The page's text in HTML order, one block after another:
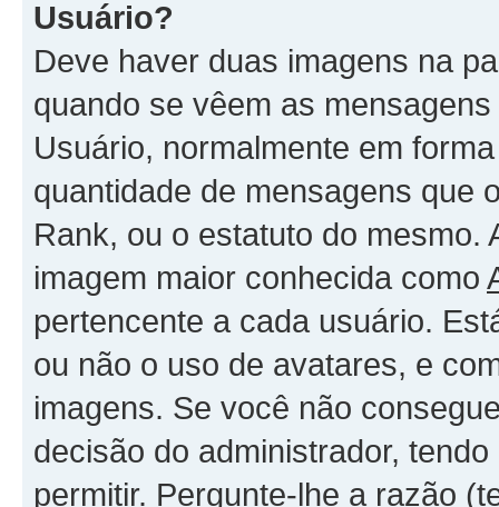
Usuário?
Deve haver duas imagens na
quando se vêem as
Usuário, normalmente em
quantidade de mensagens que
Rank, ou o estatuto do
imagem maior conhecida como
pertencente a cada usuário.
ou não o uso de avatares, e
imagens. Se você não
decisão do administrador,
permitir. Pergunte-lhe a razão